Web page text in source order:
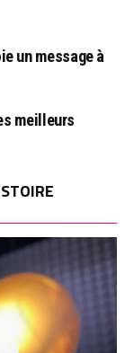
un message à
meilleurs